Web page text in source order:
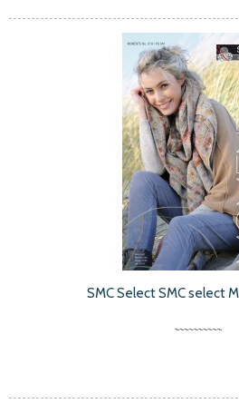
SMC Select SMC select